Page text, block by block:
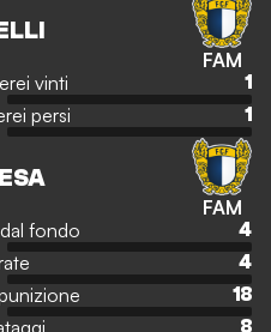
FAM
vinti
1
persi 1
FAM
fondo
4
4
18
8